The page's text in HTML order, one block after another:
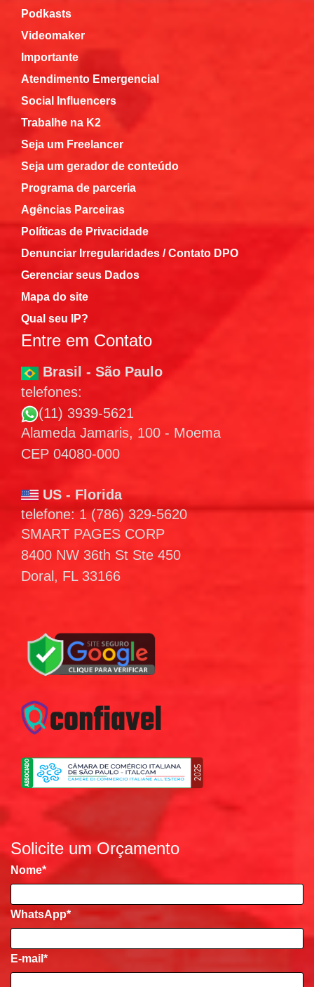
Podkasts
Videomaker
Importante
Atendimento Emergencial
Social Influencers
Trabalhe na K2
Seja um Freelancer
Seja um gerador de conteúdo
Programa de parceria
Agências Parceiras
Políticas de Privacidade
Denunciar Irregularidades / Contato DPO
Gerenciar seus Dados
Mapa do site
Qual seu IP?
Entre em Contato
Brasil - São Paulo
telefones:
(11) 3939-5621
Alameda Jamaris, 100 - Moema
CEP 04080-000
US - Florida
telefone: 1 (786) 329-5620
SMART PAGES CORP
8400 NW 36th St Ste 450
Doral, FL 33166
Solicite um Orçamento
Nome*
WhatsApp*
E-mail *